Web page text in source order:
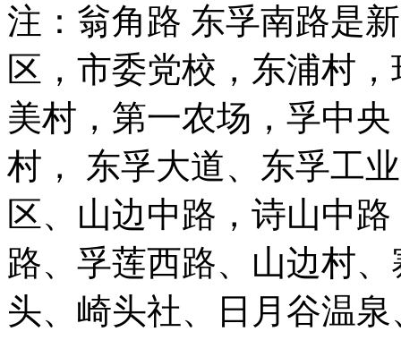
注：翁角路 东孚南路是
区，市委党校，东浦村
美村，第一农场，孚中
村， 东孚大道、东孚工
区、山边中路，诗山中
路、孚莲西路、山边村
头、崎头社、日月谷温